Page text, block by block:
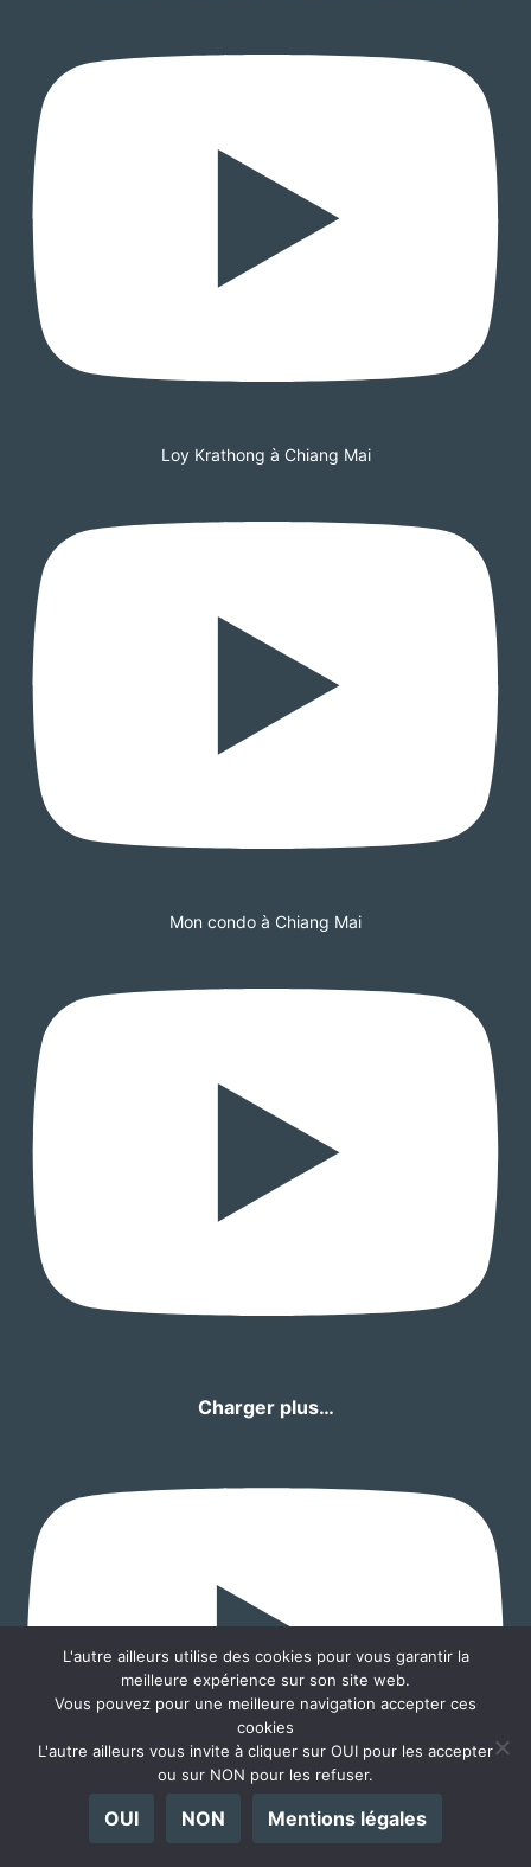
Loy Krathong à Chiang Mai
Mon condo à Chiang Mai
Charger plus…
L'autre ailleurs utilise des cookies pour vous garantir la
meilleure expérience sur son site web.
Vous pouvez pour une meilleure navigation accepter ces
cookies
L'autre ailleurs vous invite à cliquer sur OUI pour les accepter
ou sur NON pour les refuser.
OUI NON Mentions légales